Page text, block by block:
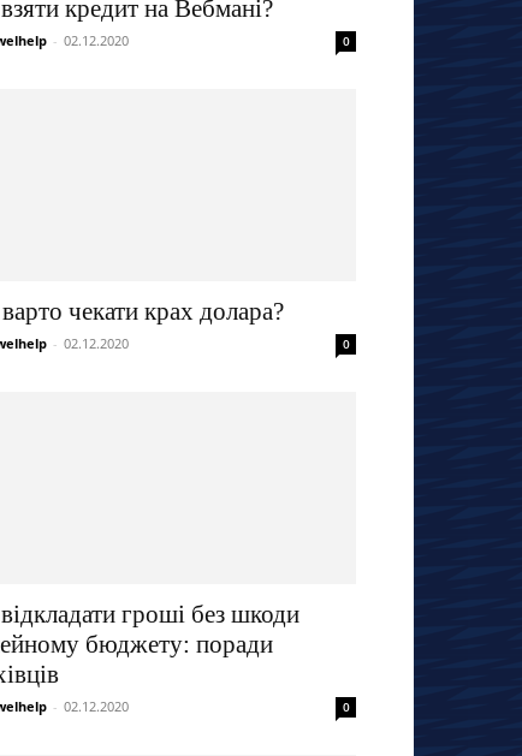
кредит на Вебмані?
- 02.12.2020 0
чекати крах долара?
- 02.12.2020 0
гроші без шкоди
бюджету: поради
- 02.12.2020 0